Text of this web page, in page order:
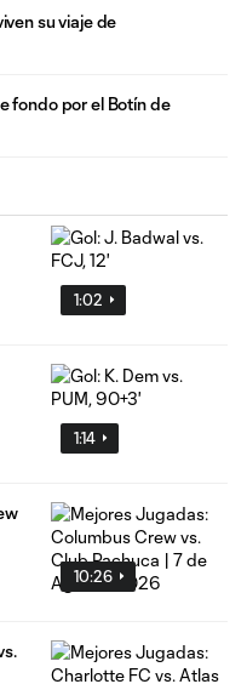
su viaje de
fondo por el Botín de
1:02
1:14
10:26